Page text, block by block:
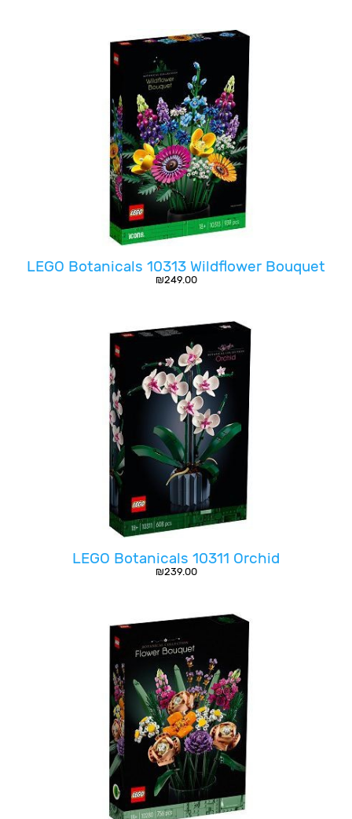
LEGO Botanicals 10313 Wildflower Bouquet
₪249.00
LEGO Botanicals 10311 Orchid
₪239.00